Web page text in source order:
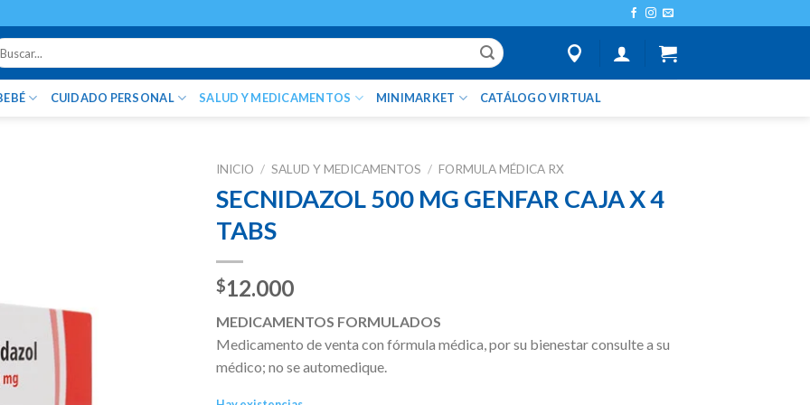
CUIDADO PERSONAL SALUD Y MEDICAMENTOS MINIMARKET CATÁLOGO VIRTUAL
INICIO / SALUD Y MEDICAMENTOS / FORMULA MÉDICA RX
SECNIDAZOL 500 MG GENFAR CAJA X 4
TABS
$12.000
MEDICAMENTOS FORMULADOS
Medicamento de venta con fórmula médica, por su bienestar consulte a su
médico; no se automedique.